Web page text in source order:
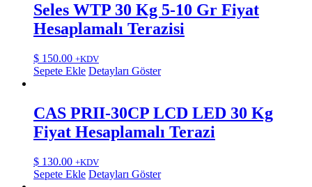
Seles WTP 30 Kg 5-10 Gr Fiyat
Hesaplamalı Terazisi
$ 150.00 +KDV
Sepete Ekle Detayları Göster
CAS PRII-30CP LCD LED 30 Kg
Fiyat Hesaplamalı Terazi
$ 130.00 +KDV
Sepete Ekle Detayları Göster